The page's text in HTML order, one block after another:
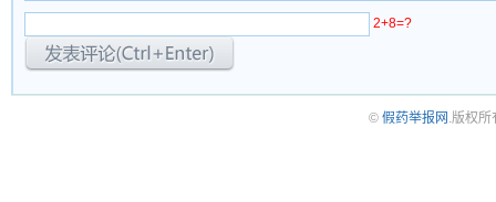
2+8=?
© 假药举报网 .版权